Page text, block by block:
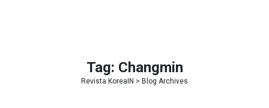
Tag: Changmin
Revista KoreaIN > Blog Archives